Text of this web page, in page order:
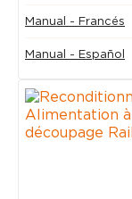
Manual - Francés
Manual - Español